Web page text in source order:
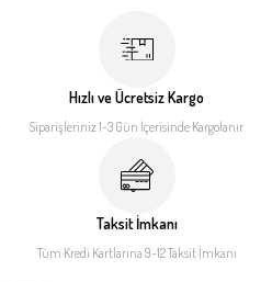
Hızlı ve Ücretsiz Kargo
Siparişleriniz 1-3 Gün İçerisinde Kargolanır
Taksit İmkanı
Tüm Kredi Kartlarına 9-12Taksit İmkanı